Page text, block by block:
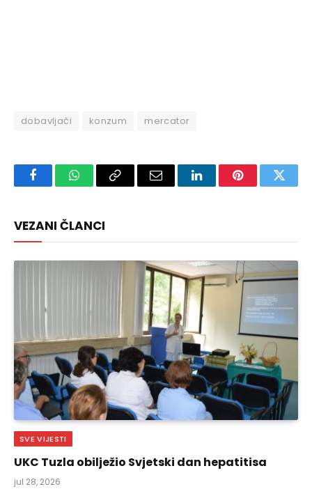
dobavljači konzum mercator
FacebookWhatsAppCopy
Email LinkedInPinterest
VEZANI ČLANCI
SVE VIJESTI
UKC Tuzla obilježio Svjetski dan hepatitisa
jul 28, 2026